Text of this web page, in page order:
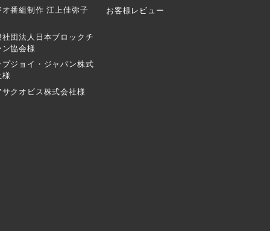
オ番組制作 江上佳弥子
社団法人日本ブロックチ
ン協会様
プジョイ・ジャパン株式
様
サクオビス株式会社様
お客様レビュー